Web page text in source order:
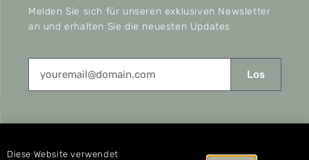
Melden Sie sich für unseren exklusiven Newsletter
an und erhalten Sie die neuesten Updates
Los
CONNECT
Diese Website verwendet